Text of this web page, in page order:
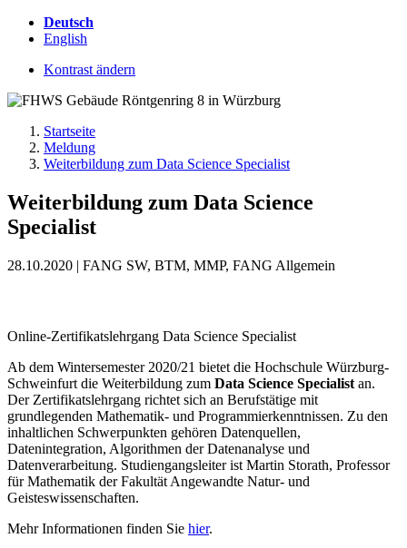
Deutsch
English
Kontrast ändern
Startseite
Meldung
Weiterbildung zum Data Science Specialist
Weiterbildung zum Data Science
Specialist
28.10.2020 | FANG SW, BTM, MMP, FANG Allgemein
Online-Zertifikatslehrgang Data Science Specialist
Ab dem Wintersemester 2020/21 bietet die Hochschule Würzburg-
Schweinfurt die Weiterbildung zum Data Science Specialist an.
Der Zertifikatslehrgang richtet sich an Berufstätige mit
grundlegenden Mathematik- und Programmierkenntnissen. Zu den
inhaltlichen Schwerpunkten gehören Datenquellen,
Datenintegration, Algorithmen der Datenanalyse und
Datenverarbeitung. Studiengangsleiter ist Martin Storath, Professor
für Mathematik der Fakultät Angewandte Natur- und
Geisteswissenschaften.
Mehr Informationen finden Sie hier.